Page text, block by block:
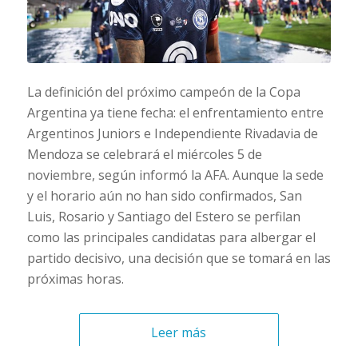
La definición del próximo campeón de la Copa
Argentina ya tiene fecha: el enfrentamiento entre
Argentinos Juniors e Independiente Rivadavia de
Mendoza se celebrará el miércoles 5 de
noviembre, según informó la AFA. Aunque la sede
y el horario aún no han sido confirmados, San
Luis, Rosario y Santiago del Estero se perfilan
como las principales candidatas para albergar el
partido decisivo, una decisión que se tomará en las
próximas horas.
Leer más